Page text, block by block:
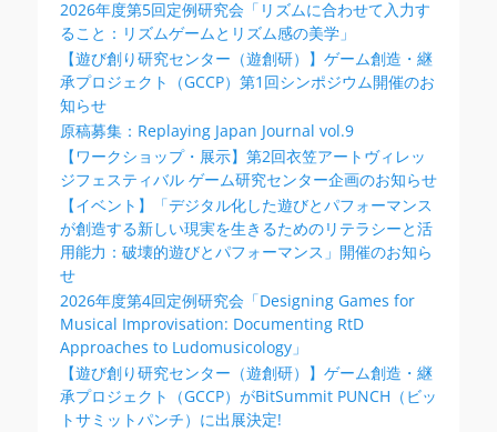
2026年度第5回定例研究会「リズムに合わせて入力す
ること：リズムゲームとリズム感の美学」
【遊び創り研究センター（遊創研）】ゲーム創造・継
承プロジェクト（GCCP）第1回シンポジウム開催のお
知らせ
原稿募集：Replaying Japan Journal vol.9
【ワークショップ・展示】第2回衣笠アートヴィレッ
ジフェスティバル ゲーム研究センター企画のお知らせ
【イベント】「デジタル化した遊びとパフォーマンス
が創造する新しい現実を生きるためのリテラシーと活
用能力：破壊的遊びとパフォーマンス」開催のお知ら
せ
2026年度第4回定例研究会「Designing Games for
Musical Improvisation: Documenting RtD
Approaches to Ludomusicology」
【遊び創り研究センター（遊創研）】ゲーム創造・継
承プロジェクト（GCCP）がBitSummit PUNCH（ビッ
トサミットパンチ）に出展決定!